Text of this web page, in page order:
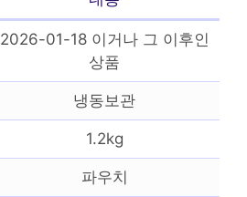
2026-01-18 이거나 그 이후인
상품
냉동보관
1.2kg
파우치